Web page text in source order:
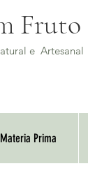
Fruto
e Artesanal
Materia Prima